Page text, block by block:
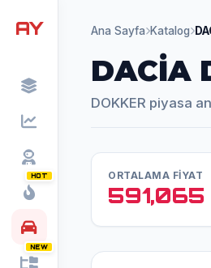
AY
HOT
NEW
Ana Sayfa Katalog
DACİA
DOKKER piyasa
ORTALAMA FİYAT
591,065